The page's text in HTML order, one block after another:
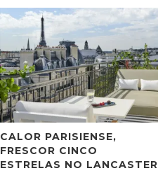
CALOR PARISIENSE,
FRESCOR CINCO
ESTRELAS NO LANCASTER